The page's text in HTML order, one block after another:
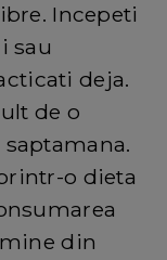
Incepeti
sau
deja.
de o
o dieta
din